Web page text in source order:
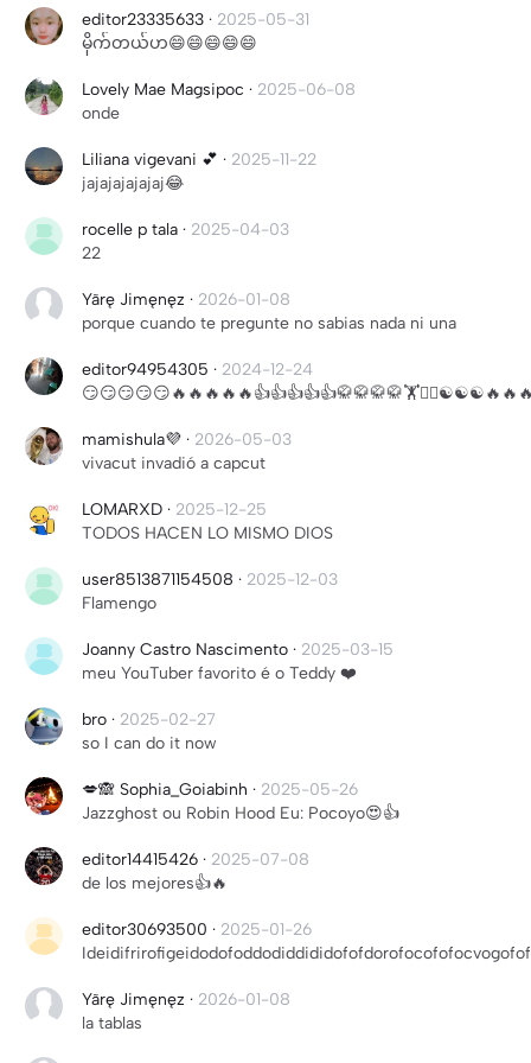
editor23335633 · 2025-05-31
မိုက်တယ်ဟ😄😄😄😄😄
Lovely Mae Magsipoc · 2025-06-08
onde
Liliana vigevani 💕 · 2025-11-22
jajajajajajaj😂
rocelle p tala · 2025-04-03
22
Yãrę Jimęnęz · 2026-01-08
porque cuando te pregunte no sabias nada ni una
editor94954305 · 2024-12-24
mamishula💜 · 2026-05-03
vivacut invadió a capcut
LOMARXD · 2025-12-25
TODOS HACEN LO MISMO DIOS
user8513871154508 · 2025-12-03
Flamengo
Joanny Castro Nascimento · 2025-03-15
meu YouTuber favorito é o Teddy ❤️
bro · 2025-02-27
so I can do it now
💋🙈 Sophia_Goiabinh · 2025-05-26
Jazzghost ou Robin Hood Eu: Pocoyo😍👍
editor14415426 · 2025-07-08
de los mejores👍🔥
editor30693500 · 2025-01-26
Yãrę Jimęnęz · 2026-01-08
la tablas